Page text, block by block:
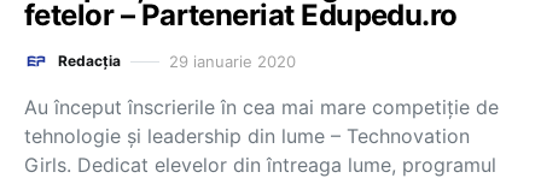
fetelor – Parteneriat Edupedu.ro
Redacția 29 ianuarie 2020
Au început înscrierile în cea mai mare competiție de
tehnologie și leadership din lume – Technovation
Girls. Dedicat elevelor din întreaga lume, programul